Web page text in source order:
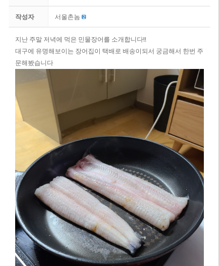
작성자 서울촌놈
지난 주말 저녁에 먹은 민물장어를 소개합니다!!
대구에 유명해보이는 장어집이 택배로 배송이되서 궁금해서 한번 주
문해봤습니다